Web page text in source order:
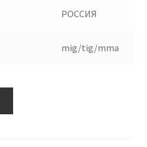
РОССИЯ
mig/tig/mma